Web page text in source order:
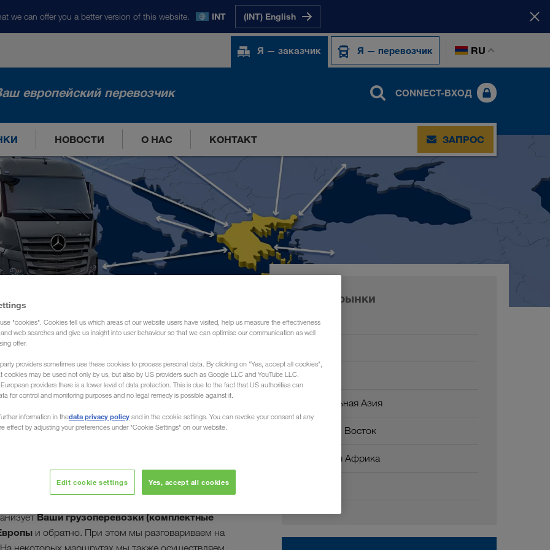
we can offer you a better version of this website. INT (INT) English
Я — заказчик Я — перевозчик RU
европейский перевозчик CONNECT-ВХОД
НОВОСТИ О НАС КОНТАКТ ЗАПРОС
из Греции в
на многочисленных островах, компания
любом уголке страны. Экспедиционная компания
Ваши грузоперевозки (комплектные
и обратно. При этом мы разговариваем на
Наши рынки
Европа
Центральная Азия
Ближний Восток
Северная Африка
"cookies". Cookies tell us which areas of our website users have visited, help us measure the effectiveness
web searches and give us insight into user behaviour so that we can optimise our communication as well
offer.
providers sometimes use these cookies to process personal data. By clicking on "Yes, accept all cookies",
cookies may be used not only by us, but also by US providers such as Google LLC and YouTube LLC.
providers there is a lower level of data protection. This is due to the fact that US authorities can
for control and monitoring purposes and no legal remedy is possible against it.
information in thedata privacy policy and in the cookie settings. You can revoke your consent at any
effect by adjusting your preferences under "Cookie Settings" on our website.
Edit cookie settings Yes, accept all cookies